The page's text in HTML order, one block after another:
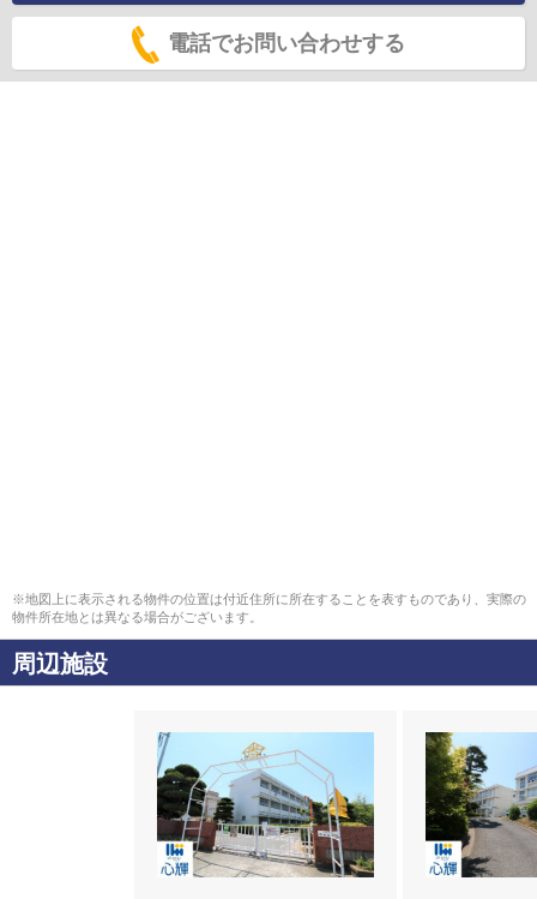
電話でお問い合わせする
※地図上に表示される物件の位置は付近住所に所在することを表すものであり、実際の
物件所在地とは異なる場合がございます。
周辺施設